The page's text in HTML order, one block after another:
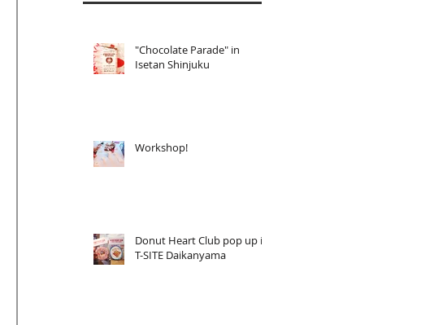
"Chocolate Parade" in
Isetan Shinjuku
Workshop!
Donut Heart Club pop up in
T-SITE Daikanyama